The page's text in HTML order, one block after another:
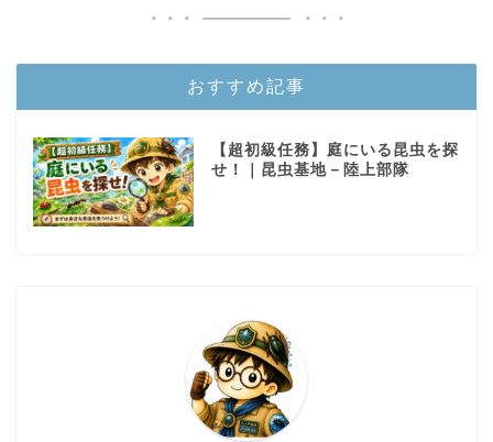
おすすめ記事
【超初級任務】庭にいる昆虫を探
せ！｜昆虫基地－陸上部隊